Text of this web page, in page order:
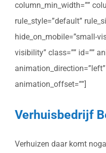
column_min_width=””
rule_style=”default”
hide_on_mobile=”small-
visibility” class=”” id=””
animation_offset=””]
Verhuisbedrijf
Verhuizen daar komt